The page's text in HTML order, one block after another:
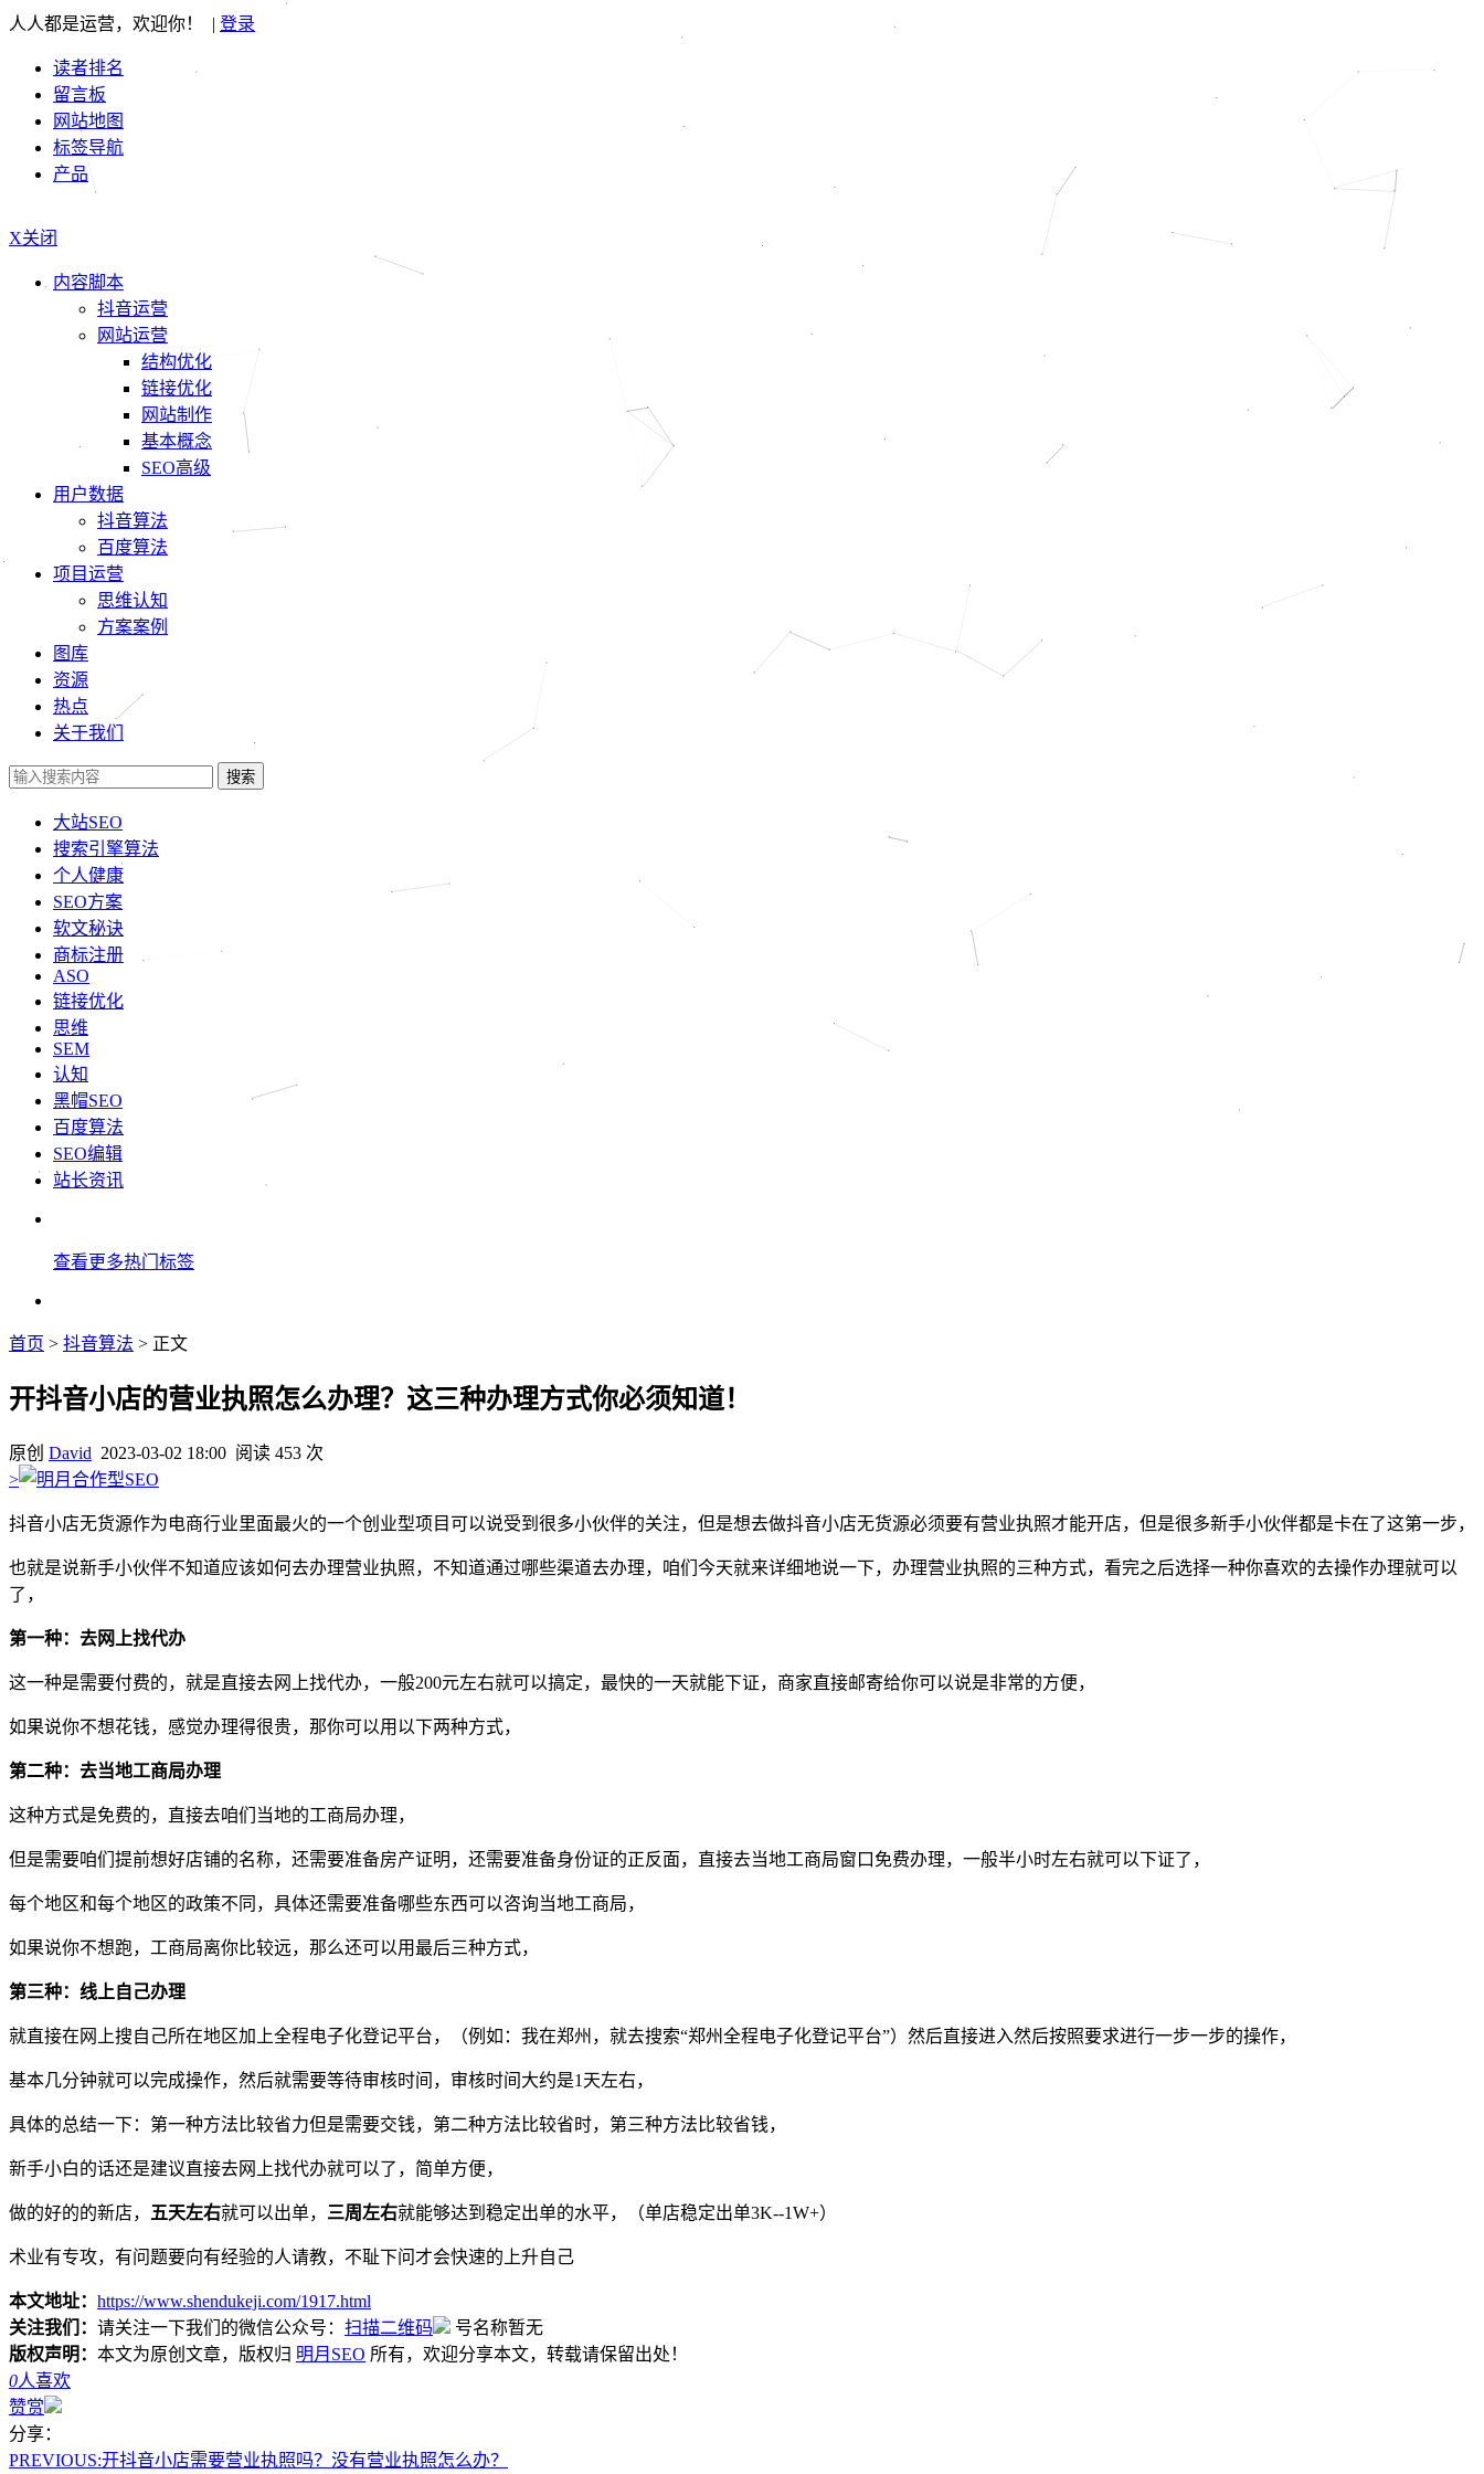
人人都是运营，欢迎你！ | 登录
读者排名
留言板
网站地图
标签导航
产品
X关闭
内容脚本
抖音运营
网站运营
结构优化
链接优化
网站制作
基本概念
SEO高级
用户数据
抖音算法
百度算法
项目运营
思维认知
方案案例
图库
资源
热点
关于我们
搜索
大站SEO
搜索引擎算法
个人健康
SEO方案
软文秘诀
商标注册
ASO
链接优化
思维
SEM
认知
黑帽SEO
百度算法
SEO编辑
站长资讯
查看更多热门标签
首页 > 抖音算法 > 正文
开抖音小店的营业执照怎么办理？这三种办理方式你必须知道！
原创 David 2023-03-02 18:00 阅读 453 次
>
抖音小店无货源作为电商行业里面最火的一个创业型项目可以说受到很多小伙伴的关注，但是想去做抖音小店无货源必须要有营业执照才能开店，但是很多新手小伙伴都是卡在了这第一步，
也就是说新手小伙伴不知道应该如何去办理营业执照，不知道通过哪些渠道去办理，咱们今天就来详细地说一下，办理营业执照的三种方式，看完之后选择一种你喜欢的去操作办理就可以
了，
第一种：去网上找代办
这一种是需要付费的，就是直接去网上找代办，一般200元左右就可以搞定，最快的一天就能下证，商家直接邮寄给你可以说是非常的方便，
如果说你不想花钱，感觉办理得很贵，那你可以用以下两种方式，
第二种：去当地工商局办理
这种方式是免费的，直接去咱们当地的工商局办理，
但是需要咱们提前想好店铺的名称，还需要准备房产证明，还需要准备身份证的正反面，直接去当地工商局窗口免费办理，一般半小时左右就可以下证了，
每个地区和每个地区的政策不同，具体还需要准备哪些东西可以咨询当地工商局，
如果说你不想跑，工商局离你比较远，那么还可以用最后三种方式，
第三种：线上自己办理
就直接在网上搜自己所在地区加上全程电子化登记平台，（例如：我在郑州，就去搜索“郑州全程电子化登记平台”）然后直接进入然后按照要求进行一步一步的操作，
基本几分钟就可以完成操作，然后就需要等待审核时间，审核时间大约是1天左右，
具体的总结一下：第一种方法比较省力但是需要交钱，第二种方法比较省时，第三种方法比较省钱，
新手小白的话还是建议直接去网上找代办就可以了，简单方便，
做的好的的新店， 五天左右就可以出单， 三周左右就能够达到稳定出单的水平，（单店稳定出单3K--1W+）
术业有专攻，有问题要向有经验的人请教，不耻下问才会快速的上升自己
本文地址： https://www.shendukeji.com/1917.html
关注我们： 请关注一下我们的微信公众号： 扫描二维码
号名称暂无
版权声明： 本文为原创文章，版权归 明月SEO 所有，欢迎分享本文，转载请保留出处！
0人喜欢
赞赏
分享：
PREVIOUS:开抖音小店需要营业执照吗？没有营业执照怎么办？